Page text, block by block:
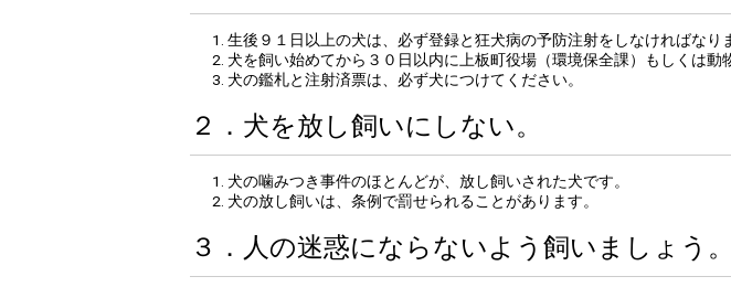
生後９１日以上の犬は、必ず登録と狂犬病の予防注射をしなければなり
犬を飼い始めてから３０日以内に上板町役場（環境保全課）もしくは動
犬の鑑札と注射済票は、必ず犬につけてください。
２．犬を放し飼いにしない。
犬の噛みつき事件のほとんどが、放し飼いされた犬です。
犬の放し飼いは、条例で罰せられることがあります。
３．人の迷惑にならないよう飼いましょう。